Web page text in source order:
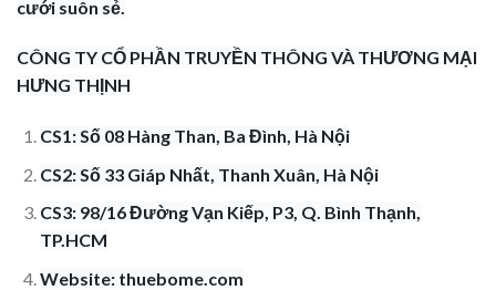
cưới suôn sẻ.
CÔNG TY CỔ PHẦN TRUYỀN THÔNG VÀ THƯƠNG MẠI
HƯNG THỊNH
CS1: Số 08 Hàng Than, Ba Đình, Hà Nội
CS2: Số 33 Giáp Nhất, Thanh Xuân, Hà Nội
CS3: 98/16 Đường Vạn Kiếp, P3, Q. Bình Thạnh,
TP.HCM
Website: thuebome.com